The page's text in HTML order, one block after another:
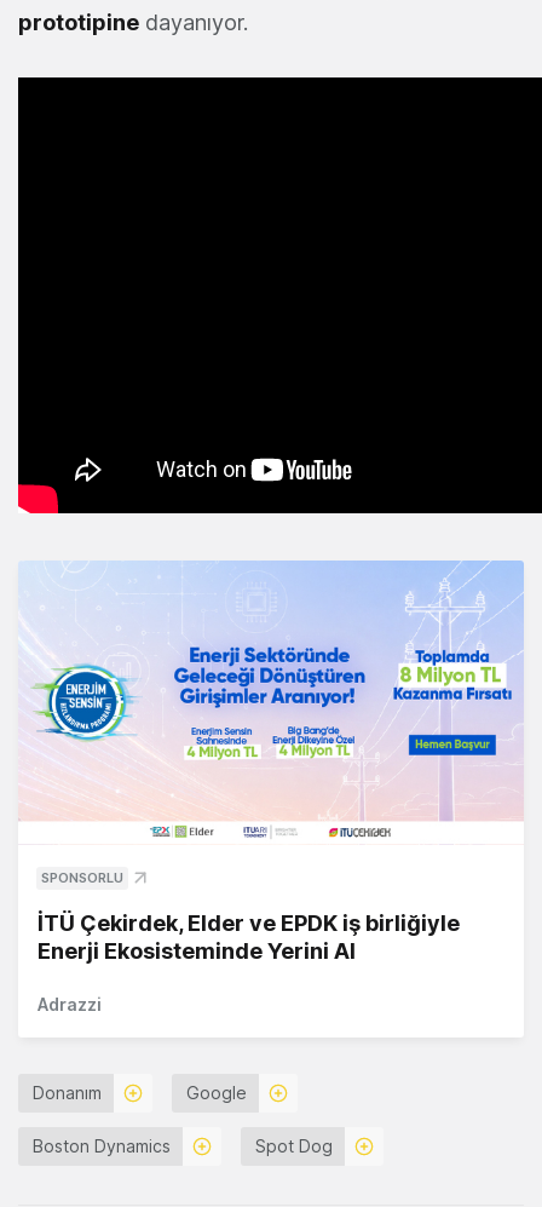
prototipine dayanıyor.
SPONSORLU
İTÜ Çekirdek, Elder ve EPDK iş birliğiyle
Enerji Ekosisteminde Yerini Al
Adrazzi
Donanım Google
Boston Dynamics Spot Dog